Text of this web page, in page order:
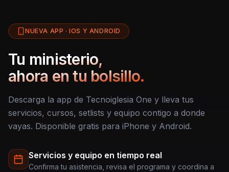
NUEVA APP · IOS Y ANDROID
Tu ministerio,
ahora en tu bolsillo.
Descarga la app de Tecnoiglesia One y lleva tus
servicios, cursos, setlists y equipo contigo a donde
vayas. Disponible gratis para iPhone y Android.
Servicios y equipo en tiempo real
Confirma tu asistencia, revisa el programa y coordina a